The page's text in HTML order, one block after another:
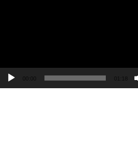
00:00 01:18